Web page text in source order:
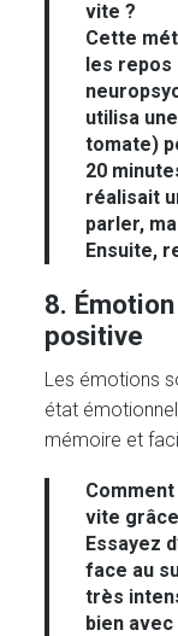
vite ?
Cette
les
utilisa
tomate)
20
réalisait
parler,
Ensuite,
8.
positive
Les émotions
état
mémoire et
vite
Essayez
face au
très
bien